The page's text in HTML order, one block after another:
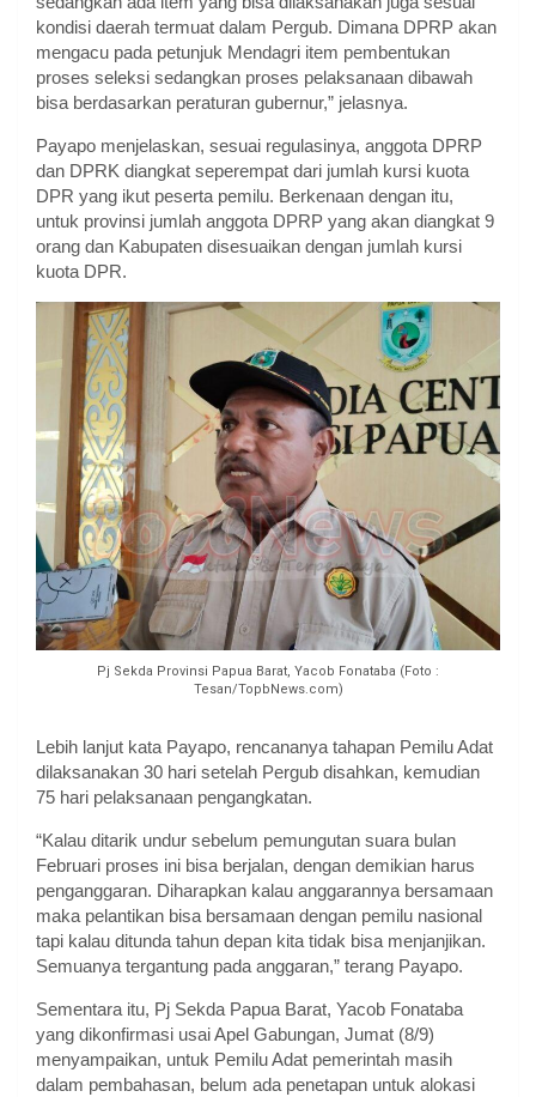
kondisi daerah termuat dalam Pergub. Dimana DPRP akan
mengacu pada petunjuk Mendagri item pembentukan
proses seleksi sedangkan proses pelaksanaan dibawah
bisa berdasarkan peraturan gubernur,” jelasnya.
Payapo menjelaskan, sesuai regulasinya, anggota DPRP
dan DPRK diangkat seperempat dari jumlah kursi kuota
DPR yang ikut peserta pemilu. Berkenaan dengan itu,
untuk provinsi jumlah anggota DPRP yang akan diangkat 9
orang dan Kabupaten disesuaikan dengan jumlah kursi
kuota DPR.
Pj Sekda Provinsi Papua Barat, Yacob Fonataba (Foto :
Tesan/TopbNews.com)
Lebih lanjut kata Payapo, rencananya tahapan Pemilu Adat
dilaksanakan 30 hari setelah Pergub disahkan, kemudian
75 hari pelaksanaan pengangkatan.
“Kalau ditarik undur sebelum pemungutan suara bulan
Februari proses ini bisa berjalan, dengan demikian harus
penganggaran. Diharapkan kalau anggarannya bersamaan
maka pelantikan bisa bersamaan dengan pemilu nasional
tapi kalau ditunda tahun depan kita tidak bisa menjanjikan.
Semuanya tergantung pada anggaran,” terang Payapo.
Sementara itu, Pj Sekda Papua Barat, Yacob Fonataba
yang dikonfirmasi usai Apel Gabungan, Jumat (8/9)
menyampaikan, untuk Pemilu Adat pemerintah masih
dalam pembahasan, belum ada penetapan untuk alokasi